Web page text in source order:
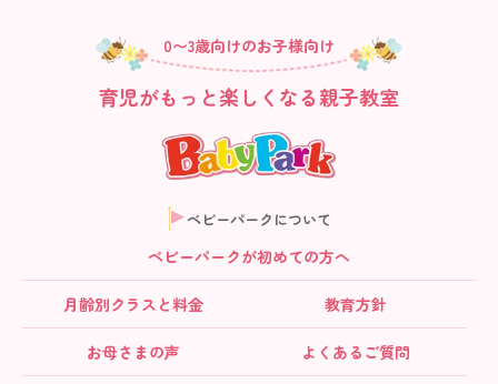
0〜3歳向けのお子様向け
育児がもっと楽しくなる親子教室
ベビーパークについて
ベビーパークが初めての方へ
月齢別クラス と料金 教育方針
お母さまの声 よくあるご質問